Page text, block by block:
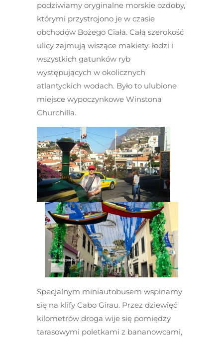
podziwiamy oryginalne morskie ozdoby,
którymi przystrojono je w czasie
obchodów Bożego Ciała. Całą szerokość
ulicy zajmują wiszące makiety: łodzi i
wszystkich gatunków ryb
występujących w okolicznych
atlantyckich wodach. Było to ulubione
miejsce wypoczynkowe Winstona
Churchilla.
Specjalnym miniautobusem wspinamy
się na klify Cabo Girau. Przez dziewięć
kilometrów droga wije się pomiędzy
tarasowymi poletkami z bananowcami,